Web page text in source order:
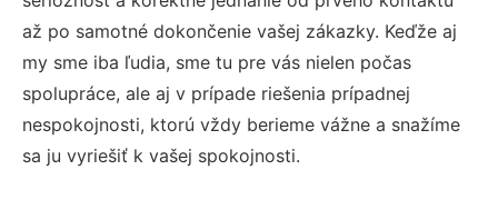
až po samotné dokončenie vašej zákazky. Keďže aj
my sme iba ľudia, sme tu pre vás nielen počas
spolupráce, ale aj v prípade riešenia prípadnej
nespokojnosti, ktorú vždy berieme vážne a snažíme
sa ju vyriešiť k vašej spokojnosti.